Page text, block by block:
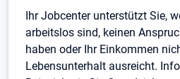
Ihr Jobcenter unterstützt Sie,
arbeitslos sind, keinen
haben oder Ihr Einkommen
Lebensunterhalt ausreicht.